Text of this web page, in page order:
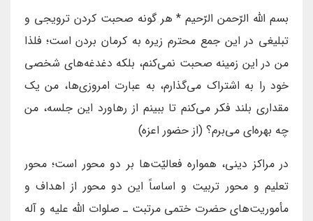
بسم اللّه الرّحمن الرّحیم * هر گونه صحبت کردن ترویجی و
تبلیغی در این جمع محترم زیره به کرمان بردن است؛ فلذا
من در این زمینه صحبت نمی‌کنم، بلکه دغدغه‌های شخصی
خود را به اشتراک می‌گذارم، به عبارت امروزی‌ها، من یک
مقداری بلند فکر می‌کنم تا ببینم از رهاورد این جلسه، من
چه بهره‌ای می‌برم؟ (از حضور اعزه)
در مراکز دینی، همواره فعالیّت‌ها بر دو محور است؛ محور
تعلیم و محور تربیت و اساساً این دو محور از اهداف و
مأموریت‌های حضرت ختمی مرتبت ـ صلوات الله علیه و آله